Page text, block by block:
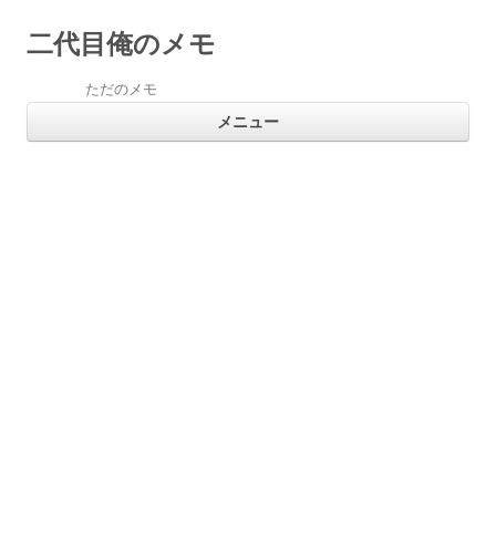
二代目俺のメモ
ただのメモ
メニュー